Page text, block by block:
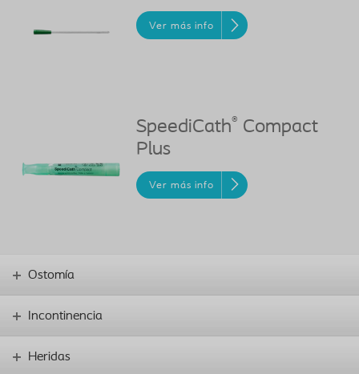
Ver más info
SpeediCath® Compact
Plus
Ver más info
Ostomía
Incontinencia
Heridas